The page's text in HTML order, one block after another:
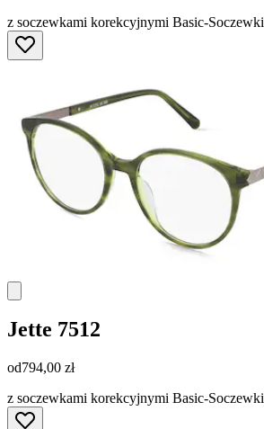
z soczewkami korekcyjnymi Basic-Soczewki
Jette 7512
od794,00 zł
z soczewkami korekcyjnymi Basic-Soczewki